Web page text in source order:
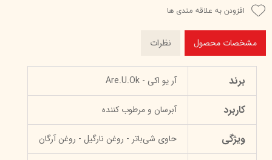
افزودن به علاقه مندی ها
مشخصات محصول نظرات
برند آر یو اکی - Are.U.Ok
کاربرد آبرسان و مرطوب کننده
ویژگی حاوی شی‌باتر - روغن نارگیل - روغن آرگان